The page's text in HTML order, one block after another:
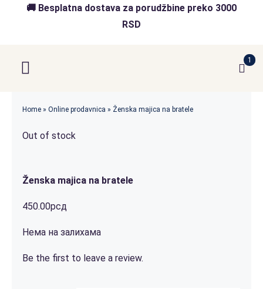
🚚 Besplatna dostava za porudžbine preko 3000
RSD
Toggle
Početna
Akcija
Online Prodavnica
Blog
1
Home» Online prodavnica » Ženska majica na bratele
Out of stock
Ženska majica na bratele
450.00рсд
Нема на залихама
Be the first to leave a review.